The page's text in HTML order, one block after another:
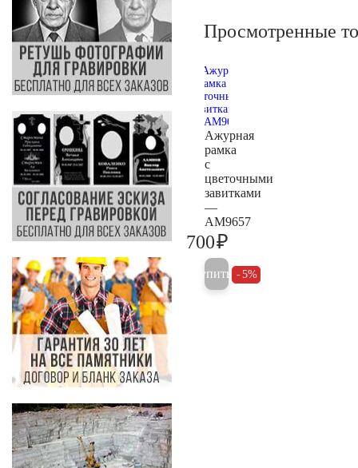
Просмотренные
Ажурная
рамка
с
цветочными
завитками
—
AM9657
700₽
Купить 5%